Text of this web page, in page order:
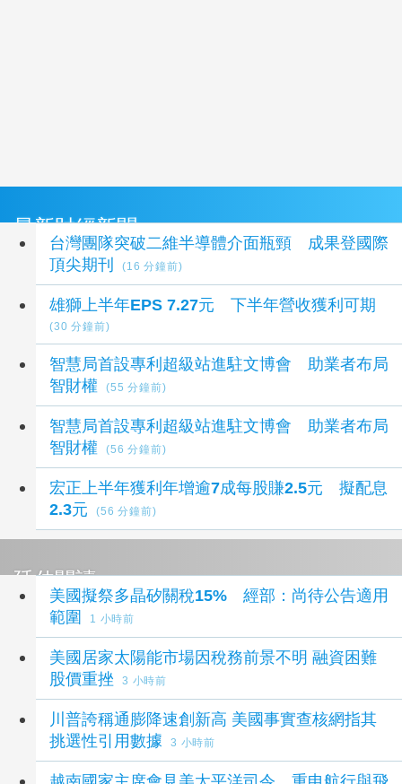
最新財經新聞
台灣團隊突破二維半導體介面瓶頸 成果登國際
頂尖期刊
(16 分鐘前)
雄獅上半年EPS 7.27元 下半年營收獲利可期
(30 分鐘前)
智慧局首設專利超級站進駐文博會 助業者布局
智財權
(55 分鐘前)
智慧局首設專利超級站進駐文博會 助業者布局
智財權
(56 分鐘前)
宏正上半年獲利年增逾7成每股賺2.5元 擬配息
2.3元
(56 分鐘前)
延伸閱讀
美國擬祭多晶矽關稅15% 經部：尚待公告適用
範圍
1 小時前
美國居家太陽能市場因稅務前景不明 融資困難
股價重挫
3 小時前
川普誇稱通膨降速創新高 美國事實查核網指其
挑選性引用數據
3 小時前